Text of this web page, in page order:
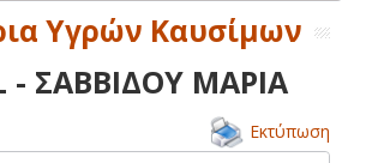
Υγρών Καυσίμων
- ΣΑΒΒΙΔΟΥ ΜΑΡΙΑ
Εκτύπωση